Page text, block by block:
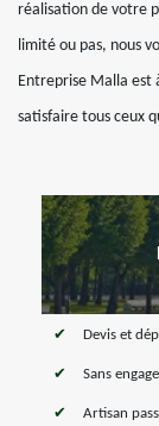
réalisation de votre
limité ou pas, nous
Entreprise Malla est
satisfaire tous ceux
Devis et
Sans
Artisan